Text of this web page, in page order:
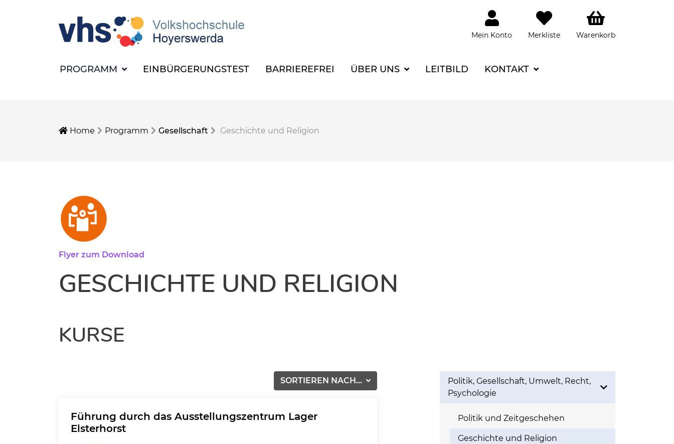
Mein Konto Merkliste Warenkorb
PROGRAMM EINBÜRGERUNGSTEST BARRIEREFREI ÜBER UNS LEITBILD KONTAKT
Home Programm Gesellschaft Geschichte und Religion
Flyer zum Download
GESCHICHTE UND RELIGION
KURSE
SORTIEREN NACH...
Führung durch das Ausstellungszentrum Lager
Elsterhorst
Politik, Gesellschaft, Umwelt, Recht,
Psychologie
Politik und Zeitgeschehen
Geschichte und Religion